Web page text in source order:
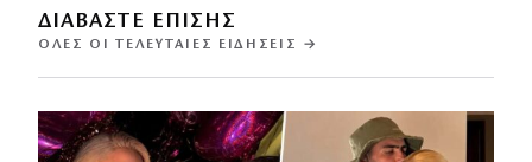
ΔΙΑΒΑΣΤΕ ΕΠΙΣΗΣ
ΌΛΕΣ ΟΙ ΤΕΛΕΥΤΑΊΕΣ ΕΙΔΉΣΕΙΣ →